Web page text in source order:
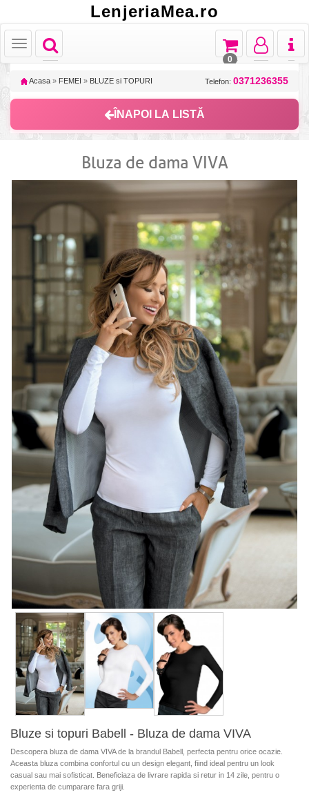
LenjeriaMea.ro
Toggle
navigation
Toggle
Toggle
navigation
Toggle
navigation
Toggle
navigation
0
Acasa » FEMEI » BLUZE si TOPURI Telefon: 0371236355
ÎNAPOI LA LISTĂ
Bluza de dama VIVA
Bluze si topuri Babell - Bluza de dama VIVA
Descopera bluza de dama VIVA de la brandul Babell, perfecta pentru orice ocazie.
Aceasta bluza combina confortul cu un design elegant, fiind ideal pentru un look
casual sau mai sofisticat. Beneficiaza de livrare rapida si retur in 14 zile, pentru o
experienta de cumparare fara griji.